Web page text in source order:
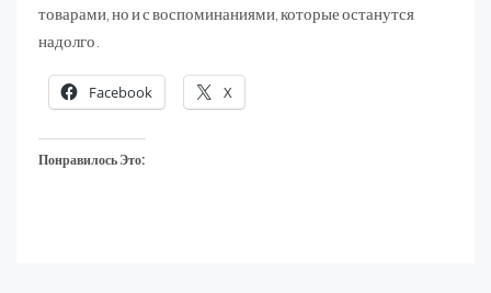
товарами, но и с воспоминаниями, которые останутся
надолго.
Facebook X
Понравилось Это: